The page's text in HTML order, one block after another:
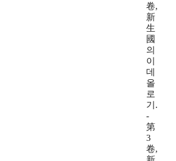
卷,
新
生
國
의
이
데
올
로
기.
-
第
3
卷,